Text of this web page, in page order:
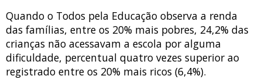
Quando o Todos pela Educação observa a renda
das famílias, entre os 20% mais pobres, 24,2% das
crianças não acessavam a escola por alguma
dificuldade, percentual quatro vezes superior ao
registrado entre os 20% mais ricos (6,4%).